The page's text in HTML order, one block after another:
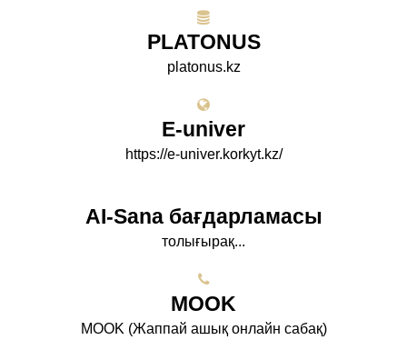
PLATONUS
platonus.kz
E-univer
https://e-univer.korkyt.kz/
AI-Sana бағдарламасы
толығырақ...
МООK
МООK (Жаппай ашық онлайн сабақ)